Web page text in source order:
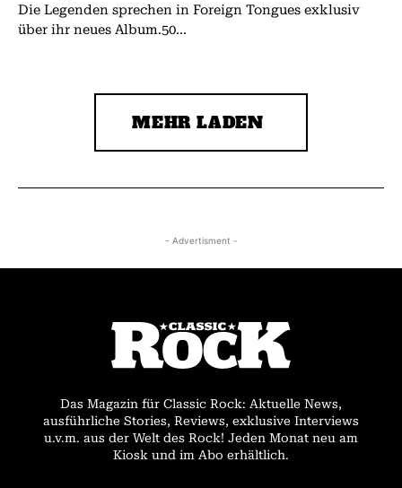
Die Legenden sprechen in Foreign Tongues exklusiv
über ihr neues Album.50...
MEHR LADEN
- Advertisment -
Das Magazin für Classic Rock: Aktuelle News,
ausführliche Stories, Reviews, exklusive Interviews
u.v.m. aus der Welt des Rock! Jeden Monat neu am
Kiosk und im Abo erhältlich.